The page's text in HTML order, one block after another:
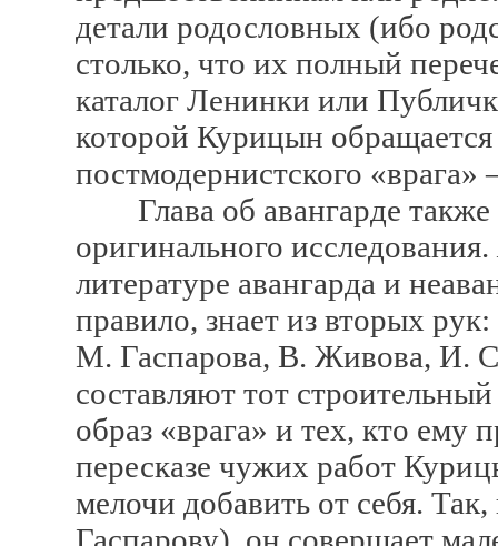
детали родословных (ибо
столько, что их полный
каталог Ленинки или
которой Курицын
постмодернистского
Глава об авангарде также
оригинального исследования.
литературе авангарда и
правило, знает из вторых
М. Гаспарова, В. Живова, И.
составляют тот
образ «врага» и тех, кто ему
пересказе чужих работ
мелочи добавить от себя.